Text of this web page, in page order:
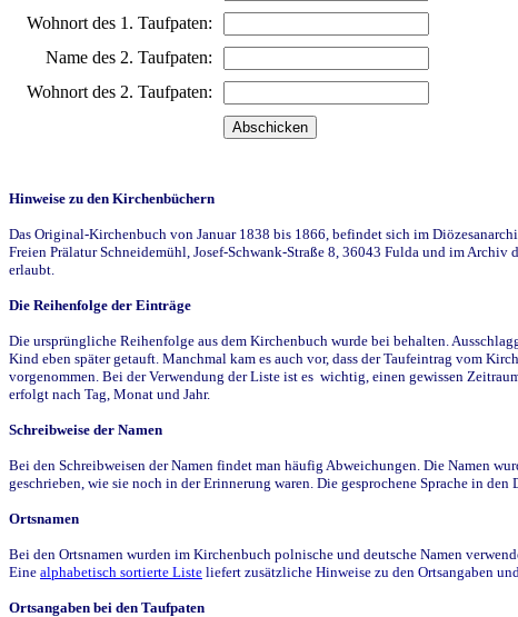
Wohnort des 1. Taufpaten:
Name des 2. Taufpaten:
Wohnort des 2. Taufpaten:
Hinweise zu den Kirchenbüchern
Das Original-Kirchenbuch von Januar 1838 bis 1866, befindet sich im
Freien Prälatur Schneidemühl, Josef-Schwank-Straße 8, 36043 Fulda und im
erlaubt.
Die Reihenfolge der Einträge
Die ursprüngliche Reihenfolge aus dem Kirchenbuch wurde bei behalten.
Kind eben später getauft. Manchmal kam es auch vor, dass der Taufeintrag vom
vorgenommen. Bei der Verwendung der Liste ist es wichtig, einen gewissen
erfolgt nach Tag, Monat und Jahr.
Schreibweise der Namen
Bei den Schreibweisen der Namen findet man häufig Abweichungen. Die Namen
geschrieben, wie sie noch in der Erinnerung waren. Die gesprochene Sprache in
Ortsnamen
Bei den Ortsnamen wurden im Kirchenbuch polnische und deutsche Namen
Eine alphabetisch sortierte Liste liefert zusätzliche Hinweise zu den Ortsangaben
Ortsangaben bei den Taufpaten